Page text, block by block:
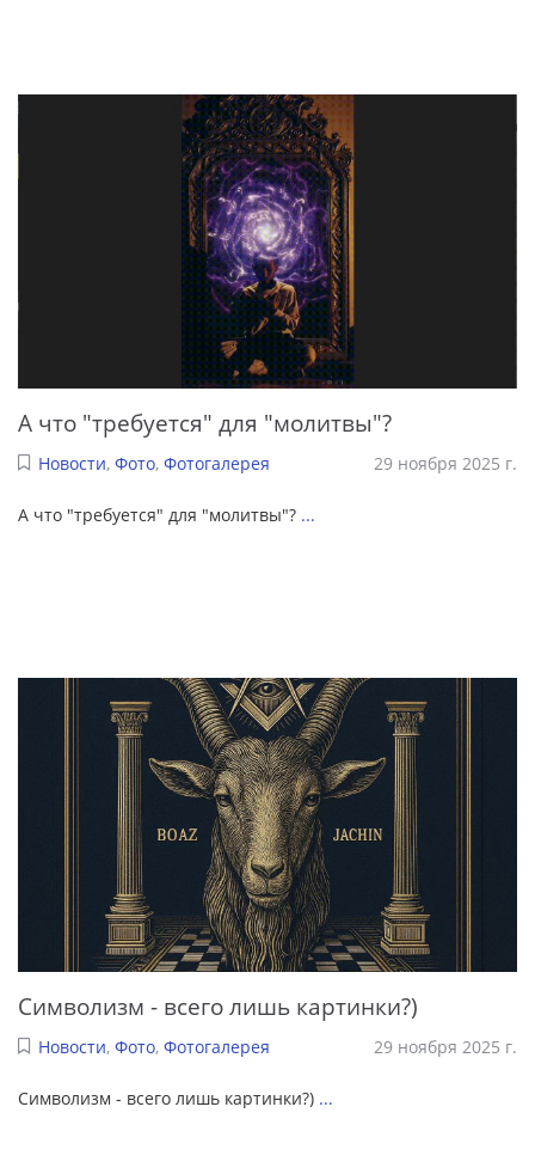
А что "требуется" для "молитвы"?
Новости, Фото, Фотогалерея 29 ноября 2025 г.
А что "требуется" для "молитвы"? ...
Символизм - всего лишь картинки?)
Новости, Фото, Фотогалерея 29 ноября 2025 г.
Символизм - всего лишь картинки?) ...